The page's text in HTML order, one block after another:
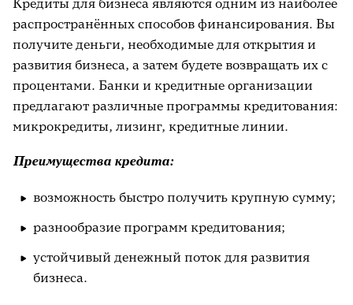
Кредиты для бизнеса являются одним из наиболее
распространённых способов финансирования. Вы
получите деньги, необходимые для открытия и
развития бизнеса, а затем будете возвращать их с
процентами. Банки и кредитные организации
предлагают различные программы кредитования:
микрокредиты, лизинг, кредитные линии.
Преимущества кредита:
возможность быстро получить крупную сумму;
разнообразие программ кредитования;
устойчивый денежный поток для развития
бизнеса.